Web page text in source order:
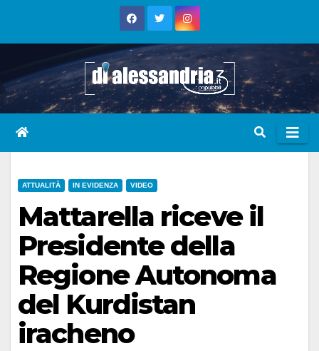
ATTUALITÀ IN EVIDENZA VIDEO
Mattarella riceve il
Presidente della
Regione Autonoma
del Kurdistan
iracheno